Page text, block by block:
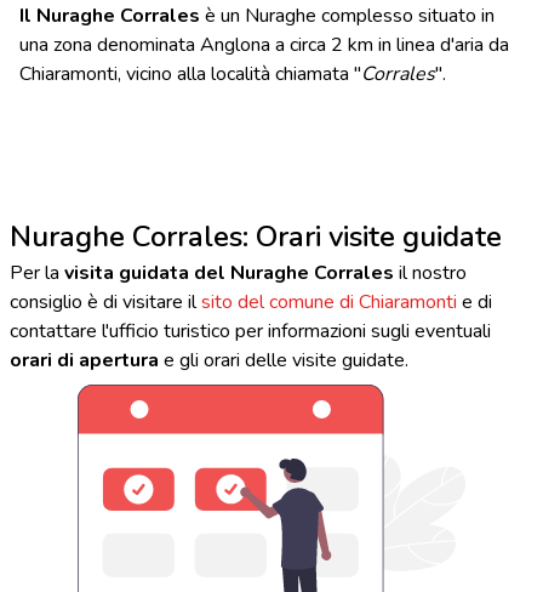
Il Nuraghe Corrales è un Nuraghe complesso situato in
una zona denominata Anglona a circa 2 km in linea d'aria da
Chiaramonti, vicino alla località chiamata "Corrales".
Nuraghe Corrales: Orari visite guidate
Per la visita guidata del Nuraghe Corrales il nostro
consiglio è di visitare ilsito del comune di Chiaramonti e di
contattare l'ufficio turistico per informazioni sugli eventuali
orari di apertura e gli orari delle visite guidate.